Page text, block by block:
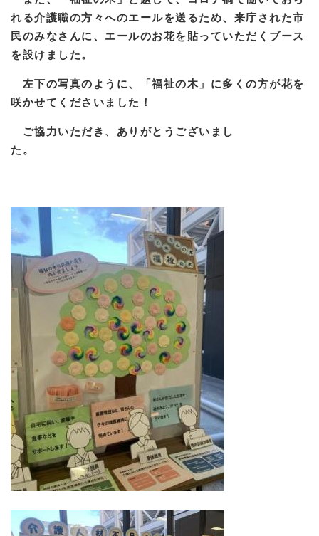
れる介護職の方々へのエールを送るため、来庁された市
民のみなさんに、エールのお花を貼っていただくブース
を設けました。
左下の写真のように、「福祉の木」に多くの方が花を
咲かせてくださいました！
ご協力いただき、ありがとうございまし
た。